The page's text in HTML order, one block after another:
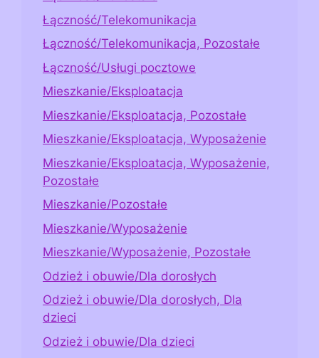
Łączność/Telekomunikacja
Łączność/Telekomunikacja, Pozostałe
Łączność/Usługi pocztowe
Mieszkanie/Eksploatacja
Mieszkanie/Eksploatacja, Pozostałe
Mieszkanie/Eksploatacja, Wyposażenie
Mieszkanie/Eksploatacja, Wyposażenie,
Pozostałe
Mieszkanie/Pozostałe
Mieszkanie/Wyposażenie
Mieszkanie/Wyposażenie, Pozostałe
Odzież i obuwie/Dla dorosłych
Odzież i obuwie/Dla dorosłych, Dla
dzieci
Odzież i obuwie/Dla dzieci